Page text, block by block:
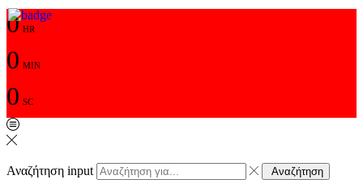
0 HR
0 MIN
0 SC
Αναζήτηση input Αναζήτηση